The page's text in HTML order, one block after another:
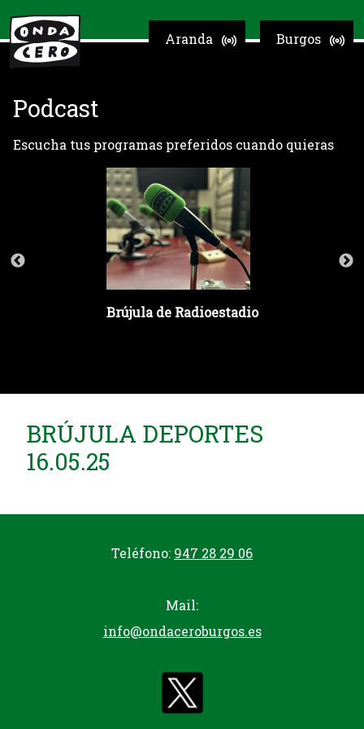
Burgos
Aranda
Podcast
Escucha tus programas preferidos cuando quieras
Brújula de Radioestadio
BRÚJULA DEPORTES
16.05.25
Teléfono: 947 28 29 06
Mail:
info@ondaceroburgos.es